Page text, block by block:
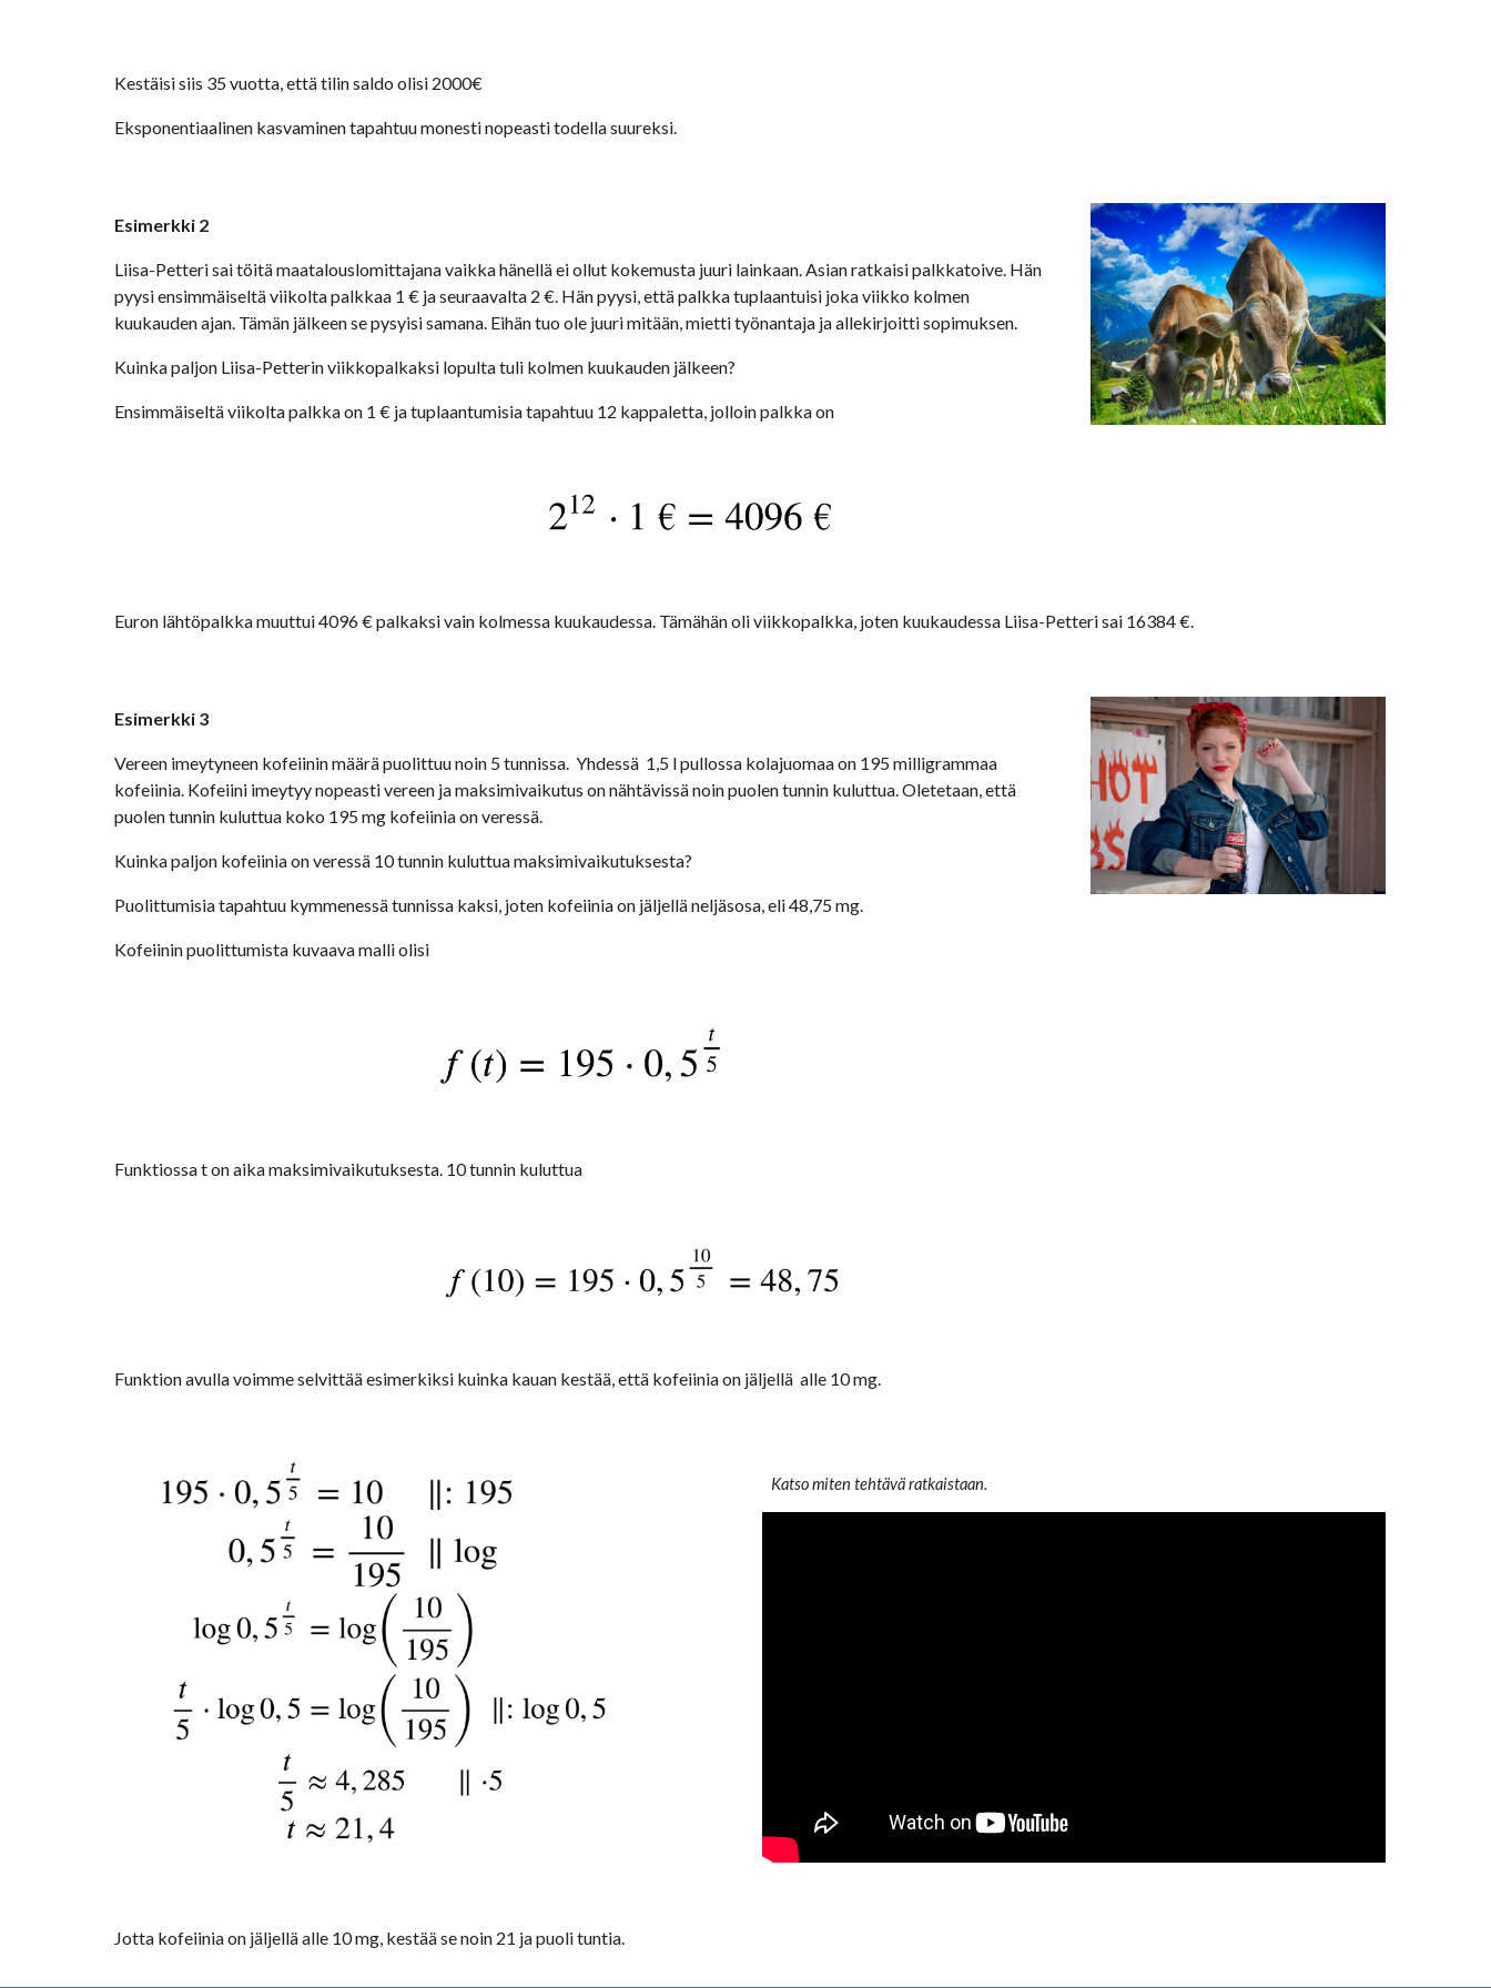
Kestäisi siis 35 vuotta, että tilin saldo olisi 2000€
Eksponentiaalinen kasvaminen tapahtuu monesti nopeasti todella suureksi.
Esimerkki 2
Liisa-Petteri sai töitä maatalouslomittajana vaikka hänellä ei ollut kokemusta juuri lainkaan. Asian ratkaisi palkkatoive. Hän
pyysi ensimmäiseltä viikolta palkkaa 1 € ja seuraavalta 2 €. Hän pyysi, että palkka tuplaantuisi joka viikko kolmen
kuukauden ajan. Tämän jälkeen se pysyisi samana. Eihän tuo ole juuri mitään, mietti työnantaja ja allekirjoitti sopimuksen.
Kuinka paljon Liisa-Petterin viikkopalkaksi lopulta tuli kolmen kuukauden jälkeen?
Ensimmäiseltä viikolta palkka on 1 € ja tuplaantumisia tapahtuu 12 kappaletta, jolloin palkka on
Euron lähtöpalkka muuttui 4096 € palkaksi vain kolmessa kuukaudessa. Tämähän oli viikkopalkka, joten kuukaudessa Liisa-Petteri sai 16384 €.
Esimerkki 3
Vereen imeytyneen kofeiinin määrä puolittuu noin 5 tunnissa.  Yhdessä  1,5 l pullossa kolajuomaa on 195 milligrammaa
kofeiinia. Kofeiini imeytyy nopeasti vereen ja maksimivaikutus on nähtävissä noin puolen tunnin kuluttua. Oletetaan, että
puolen tunnin kuluttua koko 195 mg kofeiinia on veressä.
Kuinka paljon kofeiinia on veressä 10 tunnin kuluttua maksimivaikutuksesta?
Puolittumisia tapahtuu kymmenessä tunnissa kaksi, joten kofeiinia on jäljellä neljäsosa, eli 48,75 mg.
Kofeiinin puolittumista kuvaava malli olisi
Funktiossa t on aika maksimivaikutuksesta. 10 tunnin kuluttua
Funktion avulla voimme selvittää esimerkiksi kuinka kauan kestää, että kofeiinia on jäljellä  alle 10 mg.
Katso miten tehtävä ratkaistaan.
Jotta kofeiinia on jäljellä alle 10 mg, kestää se noin 21 ja puoli tuntia.